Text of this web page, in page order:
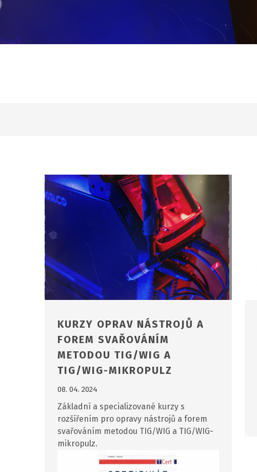
KURZY OPRAV NÁSTROJŮ A
FOREM SVAŘOVÁNÍM
METODOU TIG/WIG A
TIG/WIG-MIKROPULZ
08. 04. 2024
Základní a specializované kurzy s
rozšířením pro opravy nástrojů a forem
svařováním metodou TIG/WIG a TIG/WIG-
mikropulz.